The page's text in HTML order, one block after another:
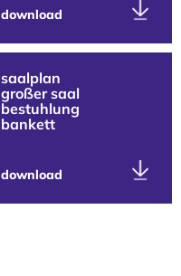
download
saalplan
großer saal
bestuhlung
bankett
download